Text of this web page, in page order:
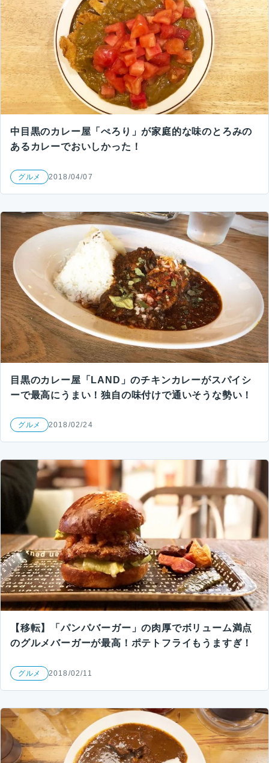
中目黒のカレー屋「ぺろり」が家庭的な味のとろみの
あるカレーでおいしかった！
グルメ 2018/04/07
目黒のカレー屋「LAND」のチキンカレーがスパイシ
ーで最高にうまい！独自の味付けで通いそうな勢い！
グルメ 2018/02/24
【移転】「パンパバーガー」の肉厚でボリューム満点
のグルメバーガーが最高！ポテトフライもうますぎ！
グルメ 2018/02/11